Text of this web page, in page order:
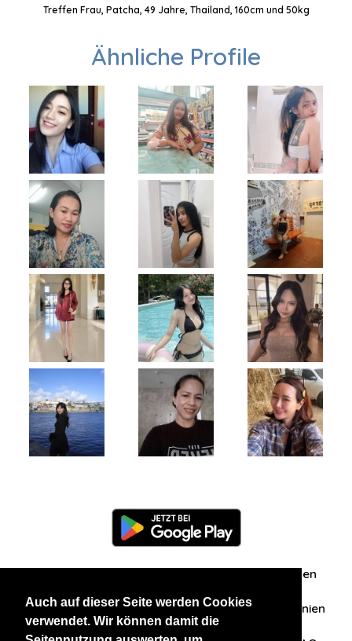
Auch auf dieser Seite werden Cookies
verwendet. Wir können damit die
Treffen Frau, Patcha, 49 Jahre, Thailand, 160cm und 50kg
Ähnliche Profile
Zuschriften/Erfahrungen
Datenschutzerklärung AGB Datenschutzrichtlinien